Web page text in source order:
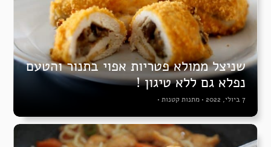
שניצל ממולא פטריות אפוי בתנור והטעם
נפלא גם ללא טיגון !
7 ביולי, 2022 • מתנות קטנות •